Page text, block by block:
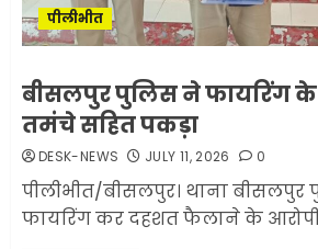
पीलीभीत
बीसलपुर पुलिस ने फायरिंग के
तमंचे सहित पकड़ा
DESK-NEWS JULY 11, 2026 0
पीलीभीत/बीसलपुर। थाना बीसलपुर
फायरिंग कर दहशत फैलाने के आरोपी